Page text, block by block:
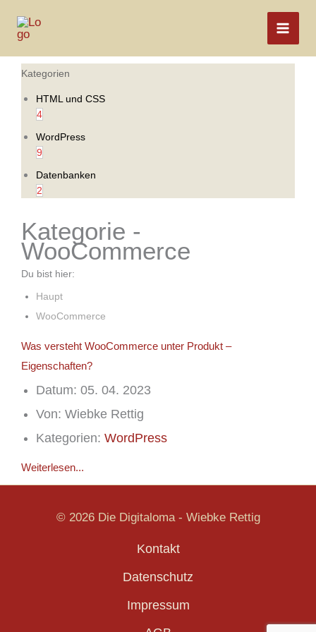
Inhalt
Kategorien
HTML und CSS
4
WordPress
9
Datenbanken
2
Kategorie -
WooCommerce
Du bist hier:
Haupt
WooCommerce
Was versteht WooCommerce unter Produkt –
Eigenschaften?
Datum: 05. 04. 2023
Von: Wiebke Rettig
Kategorien: WordPress
Weiterlesen...
© 2026 Die Digitaloma - Wiebke Rettig
Kontakt
Datenschutz
Impressum